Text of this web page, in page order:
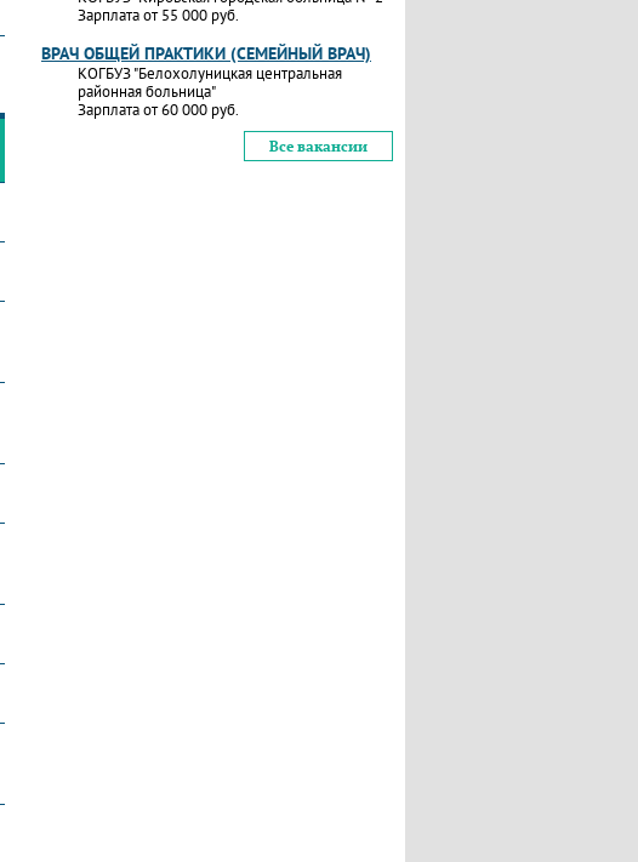
Зарплата от 55 000 руб.
ВРАЧ ОБЩЕЙ ПРАКТИКИ (СЕМЕЙНЫЙ ВРАЧ)
КОГБУЗ "Белохолуницкая центральная
районная больница"
Зарплата от 60 000 руб.
Все вакансии